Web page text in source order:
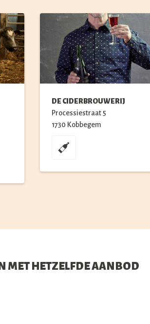
DE CIDERBROUWERIJ
Processiestraat5
1730 Kobbegem
MET HETZELFDE AANBOD